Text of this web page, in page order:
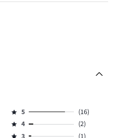
Evaluare
5,
5
(16)
Evaluare
4
(2)